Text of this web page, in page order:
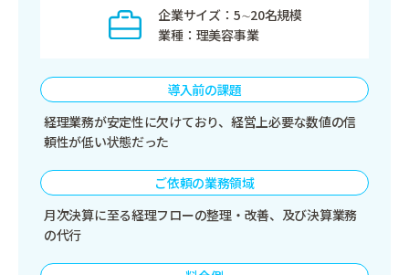
企業サイズ
5∼20名規模
業種
理美容事業
導入前の課題
経理業務が安定性に欠けており、経営上必要な数値の信
頼性が低い状態だった
ご依頼の業務領域
月次決算に至る経理フローの整理・改善、及び決算業務
の代行